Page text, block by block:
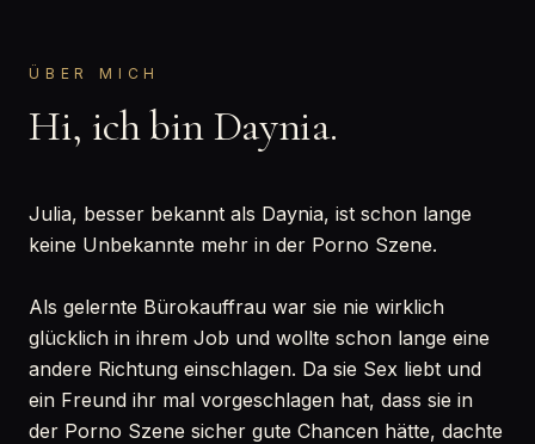
ÜBER MICH
Hi, ich bin Daynia.
Julia, besser bekannt als Daynia, ist schon lange
keine Unbekannte mehr in der Porno Szene.
Als gelernte Bürokauffrau war sie nie wirklich
glücklich in ihrem Job und wollte schon lange eine
andere Richtung einschlagen. Da sie Sex liebt und
ein Freund ihr mal vorgeschlagen hat, dass sie in
der Porno Szene sicher gute Chancen hätte, dachte